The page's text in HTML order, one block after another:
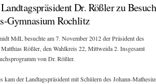
Dr. Rößler zu Besuch
Gymnasium Rochlitz
MdL besuchte am 7. November 2012 der Präsident des
Rößler, den Wahlkreis 22, Mittweida 2. Insgesamt
von Dr. Rößler.
kam der Landtagspräsident mit Schülern des Johann-